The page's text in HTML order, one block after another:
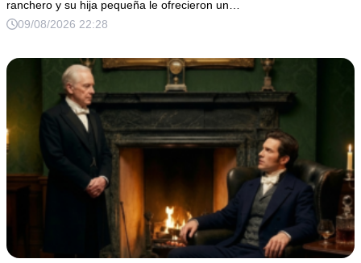
ranchero y su hija pequeña le ofrecieron un…
09/08/2026 22:28